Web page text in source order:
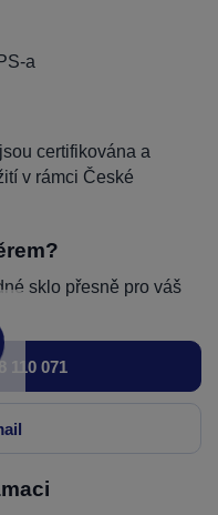
a
certifikována a
v rámci České
sklo přesně pro váš
110 071